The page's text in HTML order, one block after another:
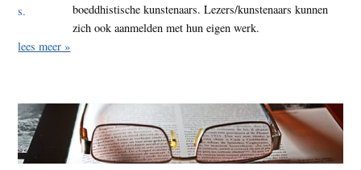
boeddhistische kunstenaars. Lezers/kunstenaars kunnen
zich ook aanmelden met hun eigen werk.
lees meer »